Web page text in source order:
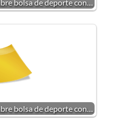
bolsa de deporte con…
bolsa de deporte con…